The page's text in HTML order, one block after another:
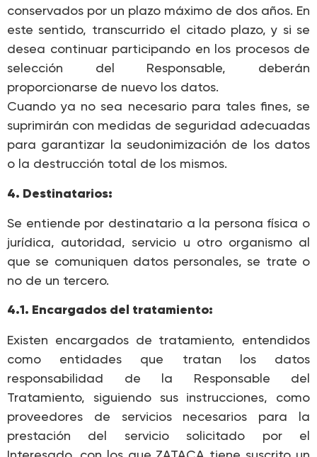
conservados por un plazo máximo de dos años. En
este sentido, transcurrido el citado plazo, y si se
desea continuar participando en los procesos de
selección del Responsable, deberán
proporcionarse de nuevo los datos.
Cuando ya no sea necesario para tales fines, se
suprimirán con medidas de seguridad adecuadas
para garantizar la seudonimización de los datos
o la destrucción total de los mismos.
4. Destinatarios:
Se entiende por destinatario a la persona física o
jurídica, autoridad, servicio u otro organismo al
que se comuniquen datos personales, se trate o
no de un tercero.
4.1. Encargados del tratamiento:
Existen encargados de tratamiento, entendidos
como entidades que tratan los datos
responsabilidad de la Responsable del
Tratamiento, siguiendo sus instrucciones, como
proveedores de servicios necesarios para la
prestación del servicio solicitado por el